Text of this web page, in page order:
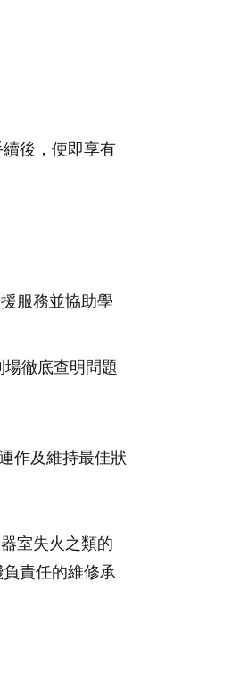
後，便即享有
服務並協助學
徹底查明問題
作及維持最佳狀
室失火之類的
負責任的維修承